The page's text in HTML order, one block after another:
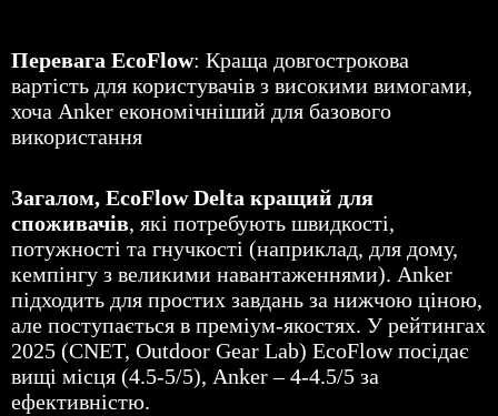
Перевага EcoFlow: Краща довгострокова
вартість для користувачів з високими вимогами,
хоча Anker економічніший для базового
використання
Загалом, EcoFlow Delta кращий для
споживачів, які потребують швидкості,
потужності та гнучкості (наприклад, для дому,
кемпінгу з великими навантаженнями). Anker
підходить для простих завдань за нижчою ціною,
але поступається в преміум-якостях. У рейтингах
2025 (CNET, Outdoor Gear Lab) EcoFlow посідає
вищі місця (4.5-5/5), Anker – 4-4.5/5 за
ефективністю.